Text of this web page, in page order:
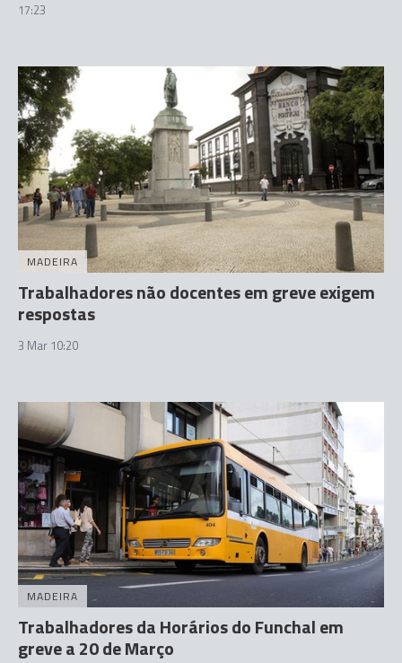
17:23
MADEIRA
Trabalhadores não docentes em greve exigem
respostas
3 Mar 10:20
MADEIRA
Trabalhadores da Horários do Funchal em
greve a 20 de Março